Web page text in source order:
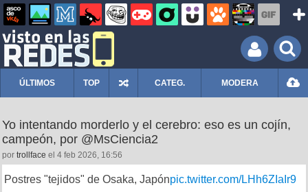
ÚLTIMOS TOP CATEG. MODERA
Yo intentando morderlo y el cerebro: eso es un cojín,
campeón, por @MsCiencia2
por trollface el 4 feb 2026, 16:56
Postres "tejidos" de Osaka, Japónpic.twitter.com/LHh6ZIaIr9